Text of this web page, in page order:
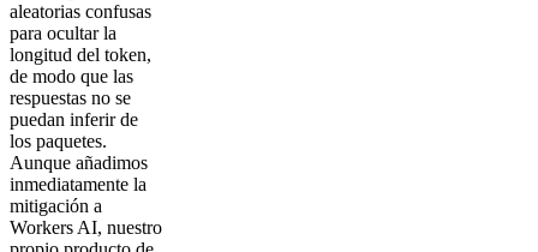
aleatorias confusas
para ocultar la
longitud del token,
de modo que las
respuestas no se
puedan inferir de
los paquetes.
Aunque añadimos
inmediatamente la
mitigación a
Workers AI, nuestro